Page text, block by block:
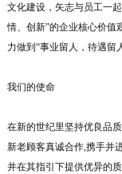
文化建设，矢志与员工一
情、创新”的企业核心价值
力做到“事业留人，待遇留
我们的使命
在新的世纪里坚持优良品
新老顾客真诚合作,携手并
并在其指引下提供优异的